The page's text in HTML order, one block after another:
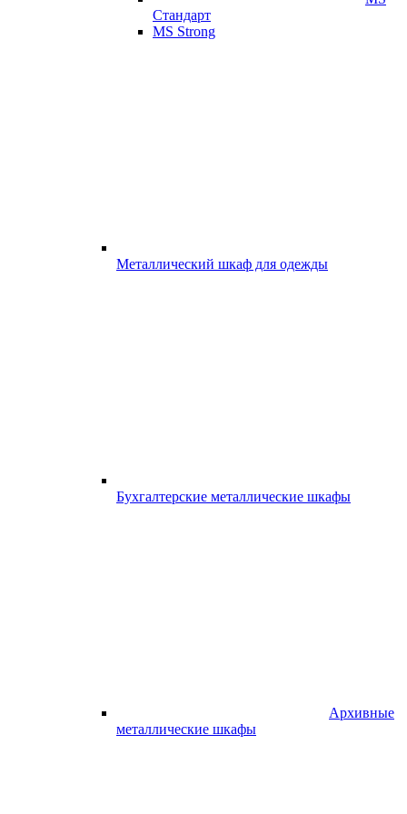
Стандарт
MS Strong
Металлический шкаф для одежды
Бухгалтерские металлические шкафы
Архивные
металлические шкафы